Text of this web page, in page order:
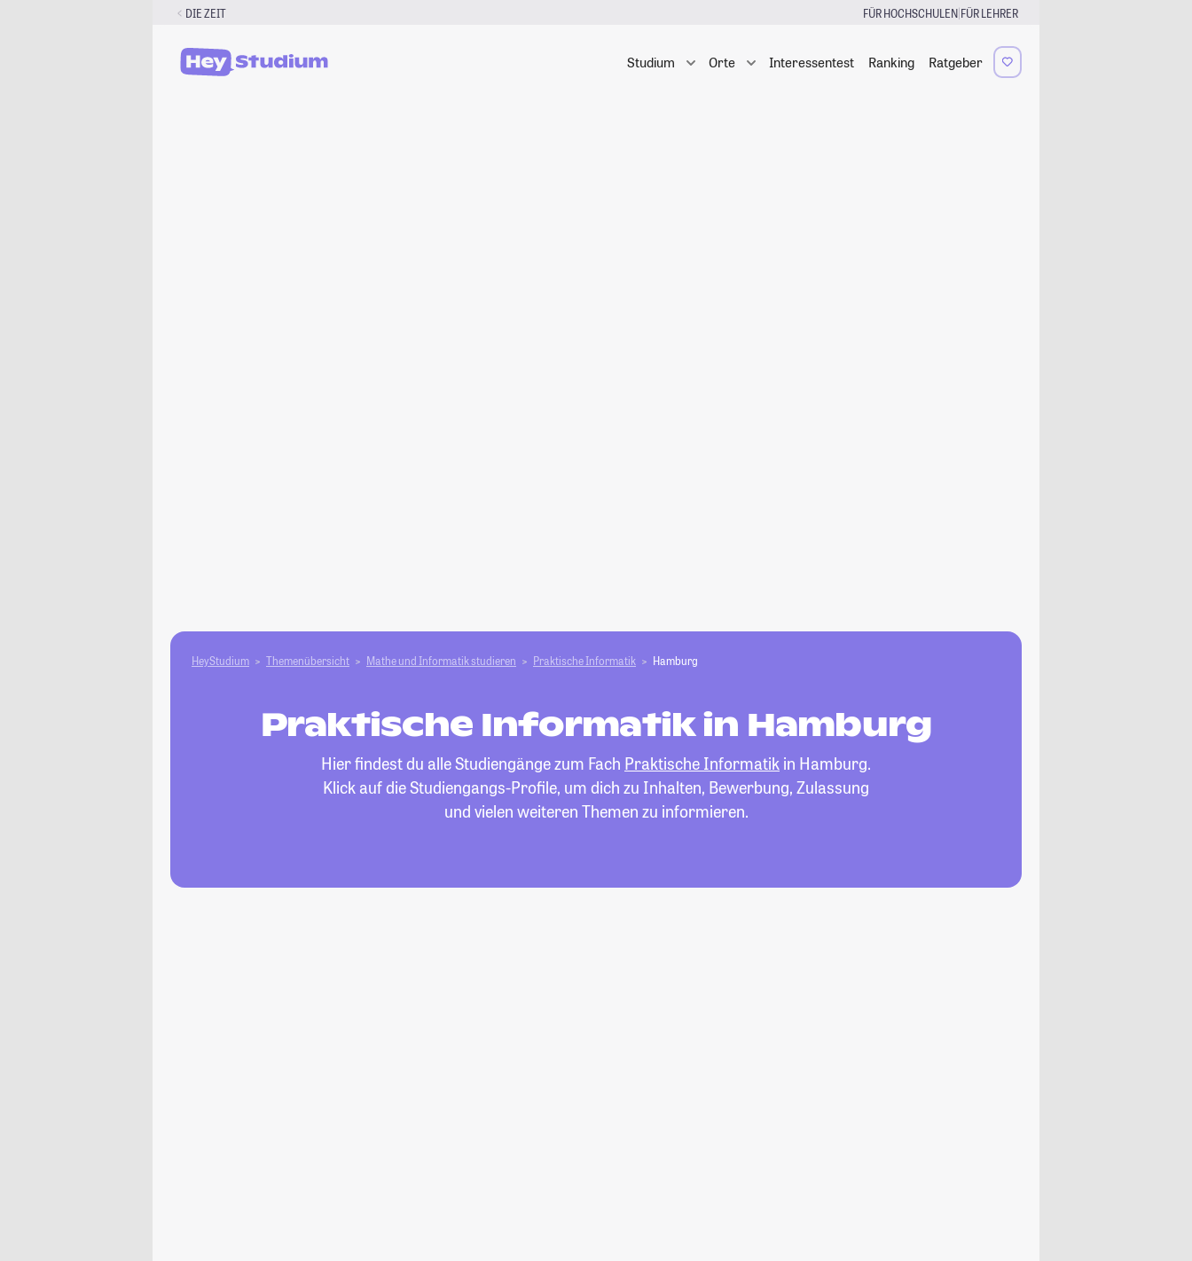
DIE ZEIT FÜR HOCHSCHULEN|FÜR LEHRER
Studium Orte Interessentest Ranking Ratgeber
HeyStudium Themenübersicht Mathe und Informatik studieren Praktische Informatik Hamburg
Praktische Informatik in Hamburg
Hier findest du alle Studiengänge zum Fach Praktische Informatik in Hamburg.
Klick auf die Studiengangs-Profile, um dich zu Inhalten, Bewerbung, Zulassung
und vielen weiteren Themen zu informieren.